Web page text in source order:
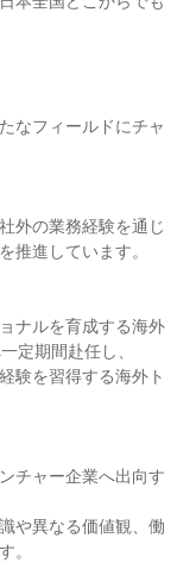
なフィールドにチャ
外の業務経験を通じ
推進しています。
ナルを育成する海外
定期間赴任し、
験を習得する海外ト
チャー企業へ出向す
や異なる価値観、働
。